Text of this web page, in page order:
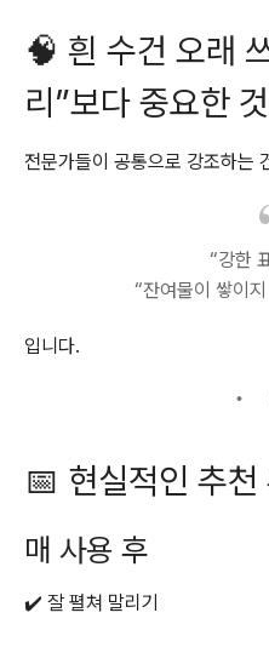
🧠 흰 수건 오래
리”보다 중요한 것
전문가들이 공통으로 강조하는
“강한
“잔여물이 쌓이
입니다.
📅 현실적인 추천
매 사용 후
✔️ 잘 펼쳐 말리기